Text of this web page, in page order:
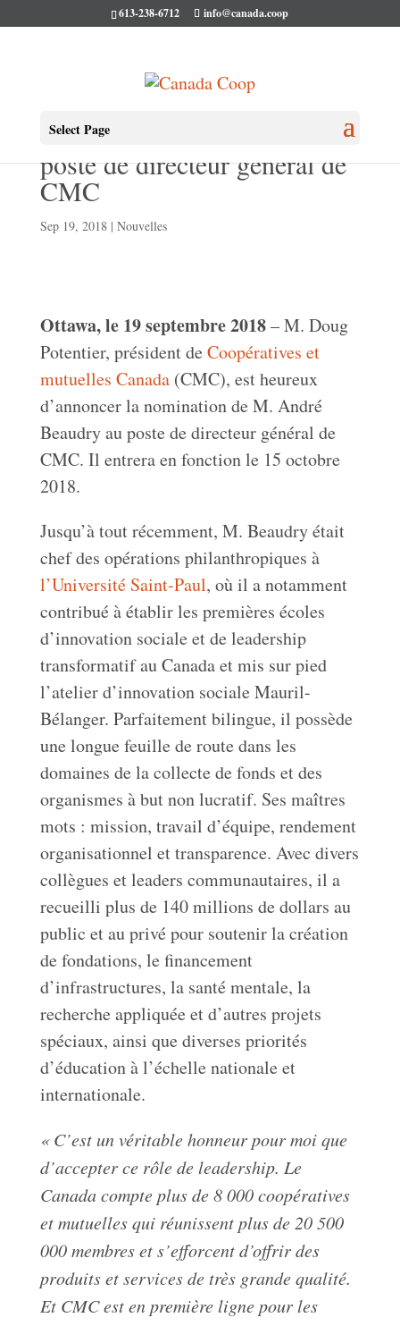
613-238-6712 info@canada.coop
Select Page
André Beaudry nommé au
poste de directeur général de
CMC
Sep 19, 2018| Nouvelles
Ottawa, le 19 septembre 2018– M. Doug
Potentier, président deCoopératives et
mutuelles Canada(CMC), est heureux
d’annoncer la nomination de M. André
Beaudry au poste de directeur général de
CMC. Il entrera en fonction le 15 octobre
2018.
Jusqu’à tout récemment, M. Beaudry était
chef des opérations philanthropiques à
l’Université Saint-Paul, où il a notamment
contribué à établir les premières écoles
d’innovation sociale et de leadership
transformatif au Canada et mis sur pied
l’atelier d’innovation sociale Mauril-
Bélanger. Parfaitement bilingue, il possède
une longue feuille de route dans les
domaines de la collecte de fonds et des
organismes à but non lucratif. Ses maîtres
mots : mission, travail d’équipe, rendement
organisationnel et transparence. Avec divers
collègues et leaders communautaires, il a
recueilli plus de 140 millions de dollars au
public et au privé pour soutenir la création
de fondations, le financement
d’infrastructures, la santé mentale, la
recherche appliquée et d’autres projets
spéciaux, ainsi que diverses priorités
d’éducation à l’échelle nationale et
internationale.
« C’est un véritable honneur pour moi que
d’accepter ce rôle de leadership. Le
Canada compte plus de 8 000 coopératives
et mutuelles qui réunissent plus de 20 500
000 membres et s’efforcent d’offrir des
produits et services de très grande qualité.
Et CMC est en première ligne pour les